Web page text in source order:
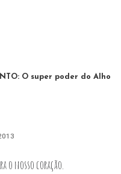
O super poder do Alho
o nosso coração.